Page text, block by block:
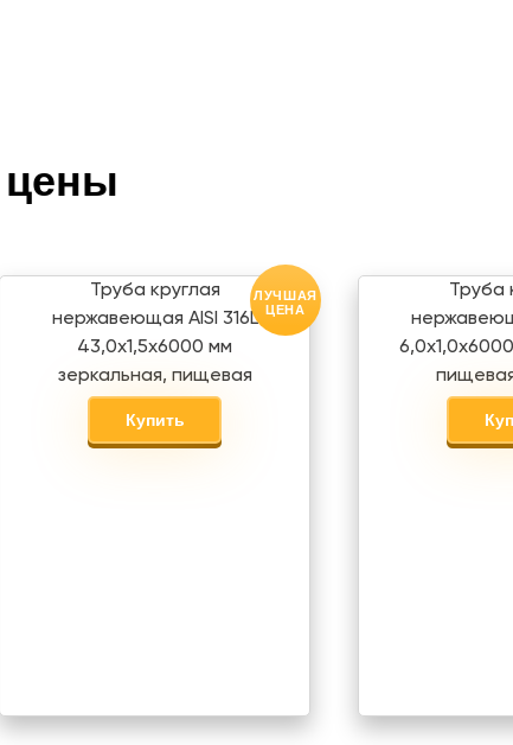
Труба круглая
нержавеющая AISI 316L
43,0х1,5х6000 мм
зеркальная, пищевая
Купить
ЛУЧШАЯ
ЦЕНА
Труба